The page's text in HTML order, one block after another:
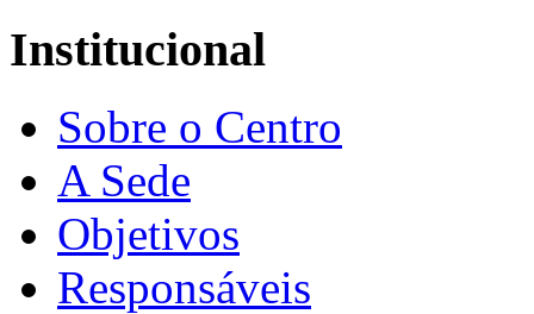
Institucional
Sobre o Centro
A Sede
Objetivos
Responsáveis